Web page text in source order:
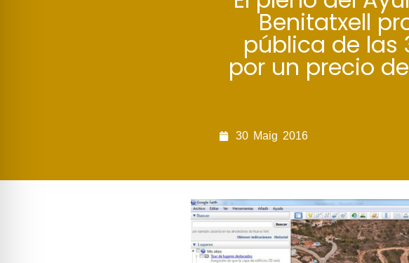
Benitatxell
pública de las
por un precio
30 Maig 2016